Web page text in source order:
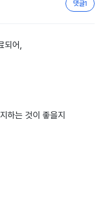
댓글1
되어,
하는 것이 좋을지